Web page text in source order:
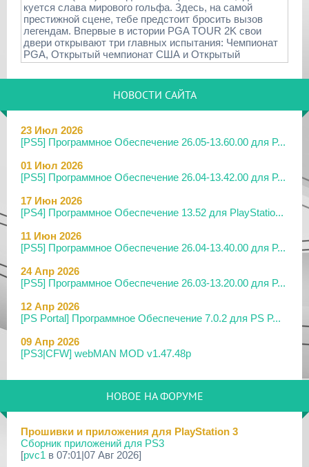
куется слава мирового гольфа. Здесь, на самой
престижной сцене, тебе предстоит бросить вызов
легендам. Впервые в истории PGA TOUR 2K свои
двери открывают три главных испытания: Чемпионат
PGA, Открытый чемпионат США и Открытый
НОВОСТИ САЙТА
23 Июл 2026
[PS5] Программное Обеспечение 26.05-13.60.00 для P...
01 Июл 2026
[PS5] Программное Обеспечение 26.04-13.42.00 для P...
17 Июн 2026
[PS4] Программное Обеспечение 13.52 для PlayStatio...
11 Июн 2026
[PS5] Программное Обеспечение 26.04-13.40.00 для P...
24 Апр 2026
[PS5] Программное Обеспечение 26.03-13.20.00 для P...
12 Апр 2026
[PS Portal] Программное Обеспечение 7.0.2 для PS P...
09 Апр 2026
[PS3|CFW] webMAN MOD v1.47.48p
19 Мар 2026
18 Мар 2026
[PS3] Программное Обеспечение 4.93 для PlayStation...
НОВОЕ НА ФОРУМЕ
Прошивки и приложения для PlayStation 3
Сборник приложений для PS3
[pvc1 в 07:01|07 Авг 2026]